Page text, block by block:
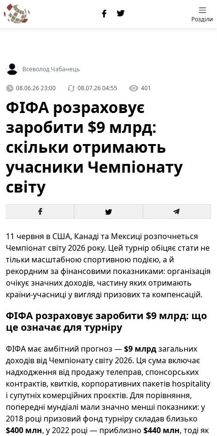
Розділи
Всеволод Чабанець
08.06.26 23:00 08.07.26 04:55 401
ФІФА розраховує
заробити $9 млрд:
скільки отримають
учасники Чемпіонату
світу
11 червня в США, Канаді та Мексиці розпочнеться
Чемпіонат світу 2026 року. Цей турнір обіцяє стати не
тільки масштабною спортивною подією, а й
рекордним за фінансовими показниками: організація
очікує значних доходів, частину яких отримають
країни-учасниці у вигляді призових та компенсацій.
ФІФА розраховує заробити $9 млрд: що
це означає для турніру
ФІФА має амбітний прогноз —$9 млрдзагальних
доходів від Чемпіонату світу 2026. Ця сума включає
надходження від продажу телеправ, спонсорських
контрактів, квитків, корпоративних пакетів hospitality
і супутніх комерційних проєктів. Для порівняння,
попередні мундіалі мали значно менші показники: у
2018 році призовий фонд турніру складав близько
$400 млн, у 2022 році — приблизно $440 млн, тоді як